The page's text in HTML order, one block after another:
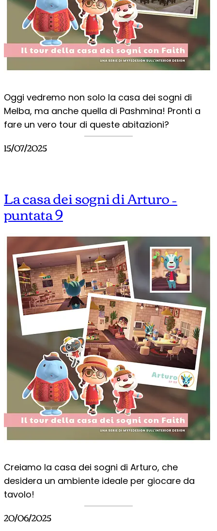
Oggi vedremo non solo la casa dei sogni di
Melba, ma anche quella di Pashmina! Pronti a
fare un vero tour di queste abitazioni?
15/07/2025
La casa dei sogni di Arturo –
puntata 9
Creiamo la casa dei sogni di Arturo, che
desidera un ambiente ideale per giocare da
tavolo!
20/06/2025